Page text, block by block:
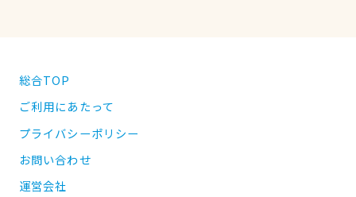
総合TOP
ご利用にあたって
プライバシーポリシー
お問い合わせ
運営会社